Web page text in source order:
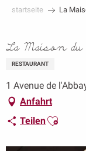
startseite La
La Maison
RESTAURANT
1 Avenue de
Anfahrt
TeilenAjouter